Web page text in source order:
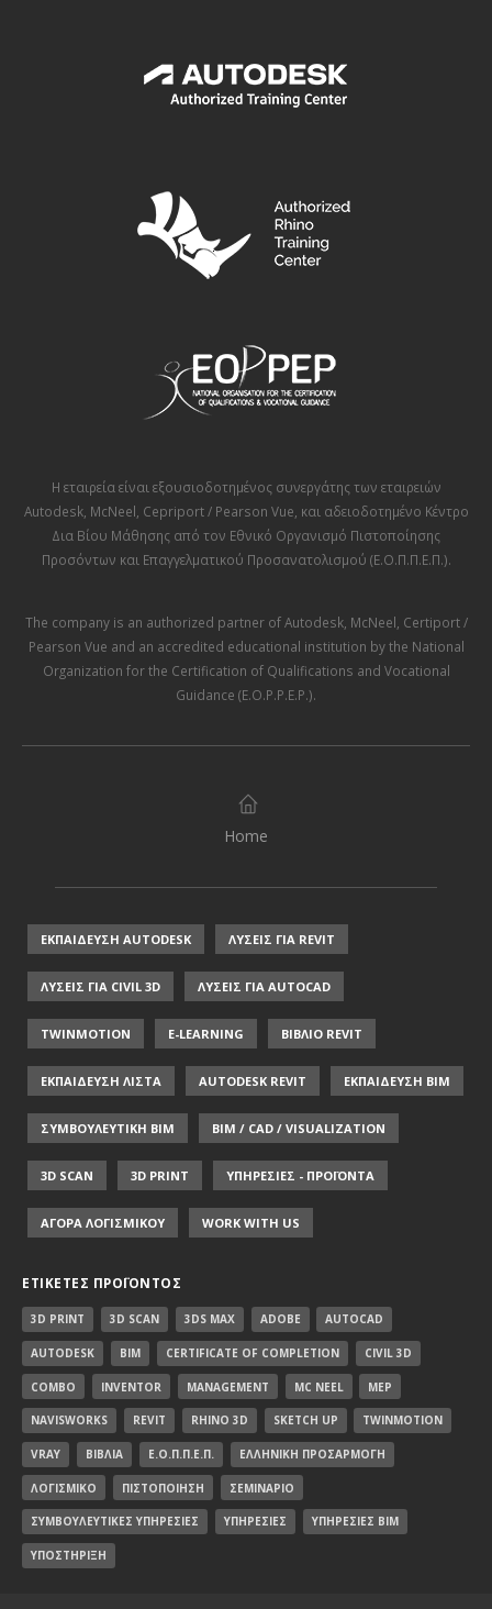
Η εταιρεία είναι εξουσιοδοτημένος συνεργάτης των εταιρειών
Autodesk, McNeel Cepriport / Pearson Vue , και αδειοδοτημένο Κέντρο
Δια Βίου Μάθησης από τον Εθνικό Οργανισμό Πιστοποίησης
Προσόντων και Επαγγελματικού Προσανατολισμού (Ε.Ο.Π.Π.Ε.Π.).
The company is an authorized partner ofAutodesk, McNeel Certiport /
Pearson Vue and an accredited educational institution by the National
Organization for the Certification of Qualifications and Vocational
Guidance (E.O.P.P.E.P.).
Home
ΕΚΠΑΙΔΕΥΣΗ AUTODESK ΛΥΣΕΙΣ ΓΙΑ REVIT
ΛΥΣΕΙΣ ΓΙΑ CIVIL 3D ΛΥΣΕΙΣ ΓΙΑ AUTOCAD
TWINMOTION E-LEARNING ΒΙΒΛΙΟ REVIT
ΕΚΠΑΙΔΕΥΣΗ ΛΙΣΤΑ AUTODESK REVIT ΕΚΠΑΙΔΕΥΣΗ ΒΙΜ
ΣΥΜΒΟΥΛΕΥΤΙΚΗ ΒΙΜ BIM / CAD / VISUALIZATION
3D SCAN 3D PRINT ΥΠΗΡΕΣΙΕΣ - ΠΡΟΪΟΝΤΑ
ΑΓΟΡΑ ΛΟΓΙΣΜΙΚΟΥ WORK WITH US
ΕΤΙΚΈΤΕΣ ΠΡΟΪΌΝΤΟΣ
3D PRINT 3D SCAN 3DS MAX ADOBE AUTOCAD
AUTODESK BIM CERTIFICATE OF COMPLETION CIVIL 3D
COMBO INVENTOR MANAGEMENT MC NEEL MEP
NAVISWORKS REVIT RHINO 3D SKETCH UP TWINMOTION
VRAY ΒΙΒΛΊΑ Ε.Ο.Π.Π.Ε.Π. ΕΛΛΗΝΙΚΉ ΠΡΟΣΑΡΜΟΓΉ
ΛΟΓΙΣΜΙΚΌ ΠΙΣΤΟΠΟΊΗΣΗ ΣΕΜΙΝΆΡΙΟ
ΣΥΜΒΟΥΛΕΥΤΙΚΈΣ ΥΠΗΡΕΣΊΕΣ ΥΠΗΡΕΣΊΕΣ ΥΠΗΡΕΣΊΕΣ BIM
ΥΠΟΣΤΉΡΙΞΗ